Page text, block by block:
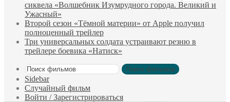
сиквела «Волшебник Изумрудного города. Великий и
Ужасный»
Второй сезон «Тёмной материи» от Apple получил
полноценный трейлер
Три универсальных солдата устраивают резню в
трейлере боевика «Натиск»
Поиск фильмов
Sidebar
Случайный фильм
Войти / Зарегистрироваться